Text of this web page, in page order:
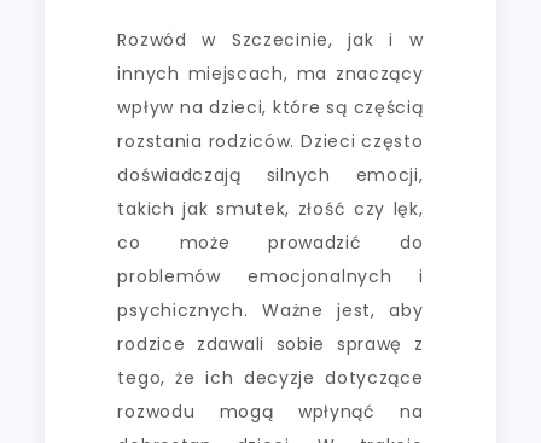
Rozwód w Szczecinie, jak i w
innych miejscach, ma znaczący
wpływ na dzieci, które są częścią
rozstania rodziców. Dzieci często
doświadczają silnych emocji,
takich jak smutek, złość czy lęk,
co może prowadzić do
problemów emocjonalnych i
psychicznych. Ważne jest, aby
rodzice zdawali sobie sprawę z
tego, że ich decyzje dotyczące
rozwodu mogą wpłynąć na